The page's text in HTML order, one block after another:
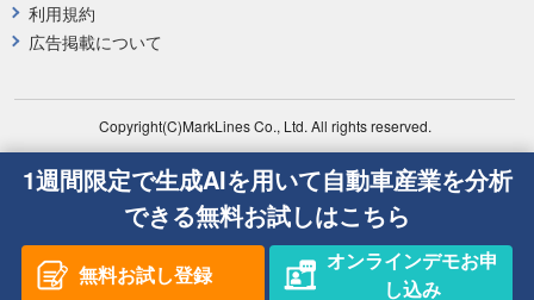
利用規約
広告掲載について
Copyright(C)MarkLines Co., Ltd. All rights reserved.
1週間限定で生成AIを用いて自動車産業を分析
できる無料お試しはこちら
無料お試し登録
オンラインデモお申
し込み